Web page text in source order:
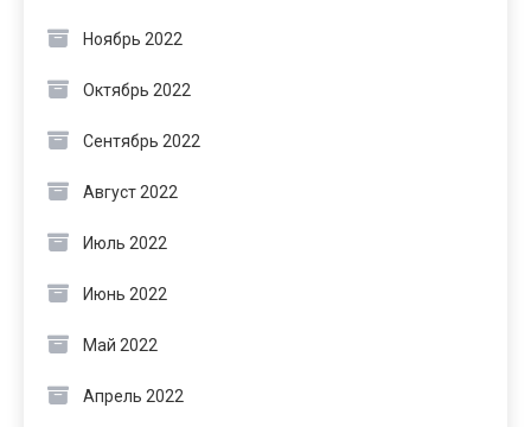
Ноябрь 2022
Октябрь 2022
Сентябрь 2022
Август 2022
Июль 2022
Июнь 2022
Май 2022
Апрель 2022